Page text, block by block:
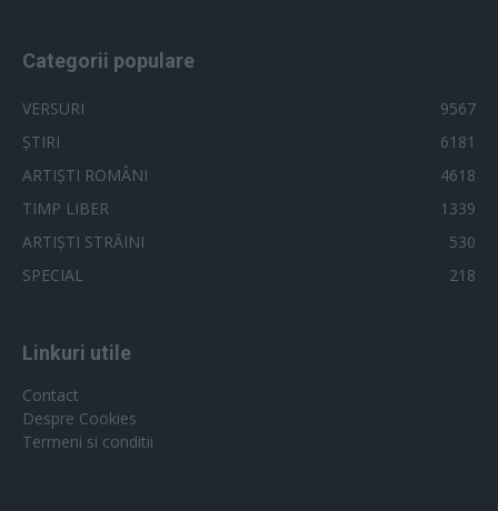
Categorii populare
VERSURI
9567
ȘTIRI
6181
ARTIȘTI ROMÂNI
4618
TIMP LIBER
1339
ARTIȘTI STRĂINI
530
SPECIAL
218
Linkuri utile
Contact
Despre Cookies
Termeni si conditii